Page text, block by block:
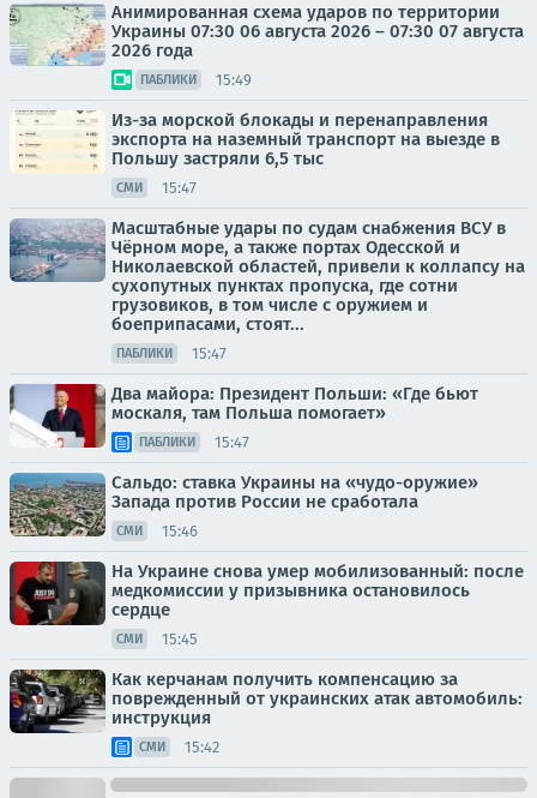
Анимированная схема ударов по территории
Украины 07:30 06 августа 2026 – 07:30 07 августа
2026 года
ПАБЛИКИ 15:49
Из-за морской блокады и перенаправления
экспорта на наземный транспорт на выезде в
Польшу застряли 6,5 тыс
СМИ 15:47
Масштабные удары по судам снабжения ВСУ в
Чёрном море, а также портах Одесской и
Николаевской областей, привели к коллапсу на
сухопутных пунктах пропуска, где сотни
грузовиков, в том числе с оружием и
боеприпасами, стоят...
ПАБЛИКИ 15:47
Два майора: Президент Польши: «Где бьют
москаля, там Польша помогает»
ПАБЛИКИ 15:47
Сальдо: ставка Украины на «чудо-оружие»
Запада против России не сработала
СМИ 15:46
На Украине снова умер мобилизованный: после
медкомиссии у призывника остановилось
сердце
СМИ 15:45
Как керчанам получить компенсацию за
поврежденный от украинских атак автомобиль:
инструкция
СМИ 15:42